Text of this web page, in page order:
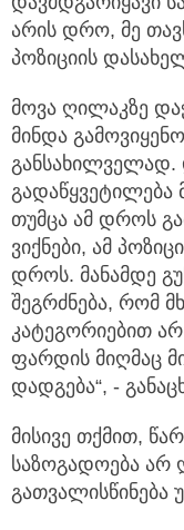
არის დრო, მე
პოზიციის
მოვა ღილაკზე
მინდა
განსახილველად.
გადაწყვეტილება
თუმცა ამ დროს
ვიქნები, ამ
დროს. მანამდე
შეგრძნება, რომ
კატეგორიებით
ფარდის მიღმაც
დადგება“, -
მისივე თქმით,
საზოგადოება არ
გათვალისწინება